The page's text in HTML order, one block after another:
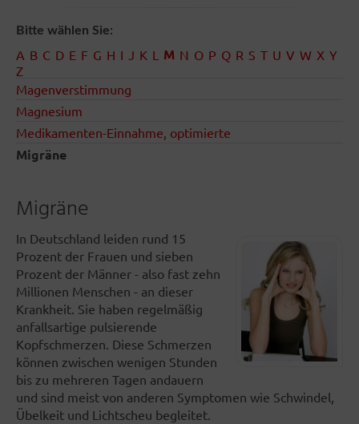
Bitte wählen Sie:
A B C D E F G H I J K L M N O P Q R S T U V W X Y
Z
Magenverstimmung
Magnesium
Medikamenten-Einnahme, optimierte
Migräne
Migräne
In Deutschland leiden rund 15
Prozent der Frauen und sieben
Prozent der Männer - also fast zehn
Millionen Menschen - an dieser
Krankheit. Sie haben regelmäßig
anfallsartige pulsierende
Kopfschmerzen. Diese Schmerzen
können zwischen wenigen Stunden
bis zu mehreren Tagen andauern
und sind meist von anderen Symptomen wie Schwindel,
Übelkeit und Lichtscheu begleitet.